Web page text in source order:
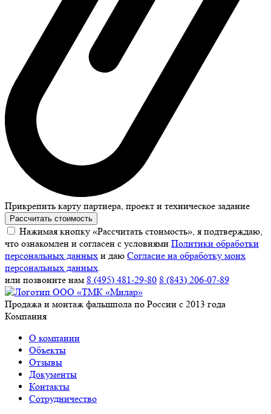
Прикрепить карту партнера, проект и техническое задание
Рассчитать стоимость
Нажимая кнопку «Рассчитать стоимость», я подтверждаю,
что ознакомлен и согласен с условиями Политики обработки
персональных данных и даю Согласие на обработку моих
персональных данных.
или позвоните нам 8 (495) 481-29-80 8 (843) 206-07-89
Продажа и монтаж фальшпола по России с 2013 года
Компания
О компании
Объекты
Отзывы
Документы
Контакты
Сотрудничество